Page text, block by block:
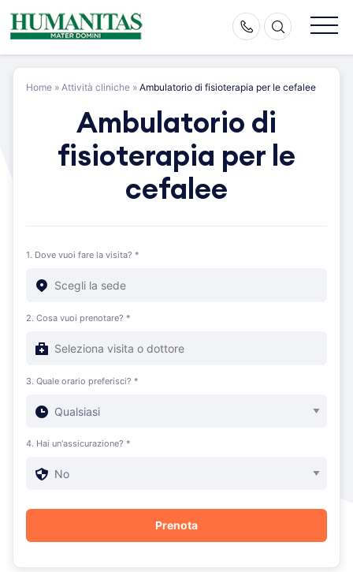
Skip
to
Home » Attività cliniche » Ambulatorio di fisioterapia per le cefalee
Ambulatorio di
fisioterapia per le
cefalee
1. Dove vuoi fare la visita? *
2. Cosa vuoi prenotare? *
3. Quale orario preferisci? *
4. Hai un'assicurazione? *